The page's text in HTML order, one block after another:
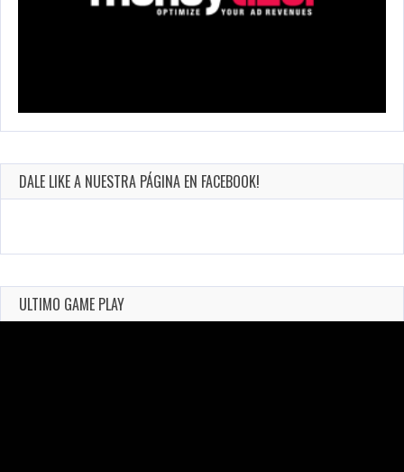
DALE LIKE A NUESTRA PÁGINA EN FACEBOOK!
ULTIMO GAME PLAY